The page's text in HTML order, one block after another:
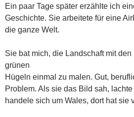
Ein paar Tage später erzählte ich
Geschichte. Sie arbeitete für eine
die ganze Welt.
Sie bat mich, die Landschaft mit den
grünen
Hügeln einmal zu malen. Gut,
Problem. Als sie das Bild sah,
handele sich um Wales, dort hat sie